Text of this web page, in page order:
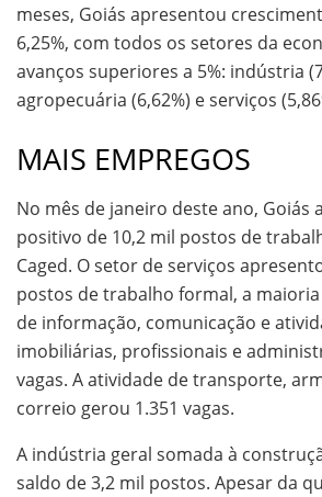
meses, Goiás apresentou
6,25%, com todos os setores da
avanços superiores a 5%: indústria
agropecuária (6,62%) e serviços
MAIS EMPREGOS
No mês de janeiro deste ano, Goiás
positivo de 10,2 mil postos de
Caged. O setor de serviços
postos de trabalho formal, a
de informação, comunicação e
imobiliárias, profissionais e
vagas. A atividade de transporte,
correio gerou 1.351 vagas.
A indústria geral somada à
saldo de 3,2 mil postos. Apesar da